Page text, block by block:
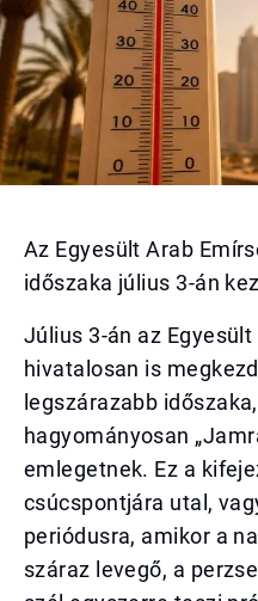
Az Egyesült Arab
időszaka július 3-án
Július 3-án az
hivatalosan is
legszárazabb
hagyományosan
emlegetnek. Ez a
csúcspontjára utal,
periódusra, amikor a
száraz levegő, a